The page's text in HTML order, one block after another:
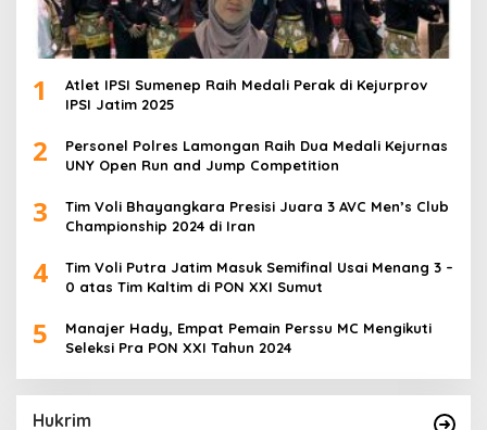
1
Atlet IPSI Sumenep Raih Medali Perak di Kejurprov
IPSI Jatim 2025
2
Personel Polres Lamongan Raih Dua Medali Kejurnas
UNY Open Run and Jump Competition
3
Tim Voli Bhayangkara Presisi Juara 3 AVC Men’s Club
Championship 2024 di Iran
4
Tim Voli Putra Jatim Masuk Semifinal Usai Menang 3 –
0 atas Tim Kaltim di PON XXI Sumut
5
Manajer Hady, Empat Pemain Perssu MC Mengikuti
Seleksi Pra PON XXI Tahun 2024
Hukrim